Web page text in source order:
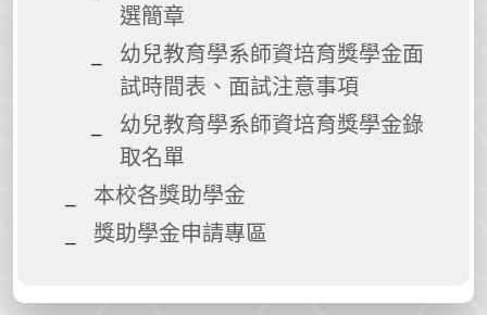
選簡章
幼兒教育學系師資培育獎學金面
試時間表、面試注意事項
幼兒教育學系師資培育獎學金錄
取名單
本校各獎助學金
獎助學金申請專區